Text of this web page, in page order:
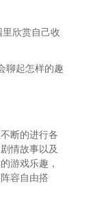
欣赏自己收
聊起怎样的趣
断的进行各
情故事以及
游戏乐趣，
容自由搭